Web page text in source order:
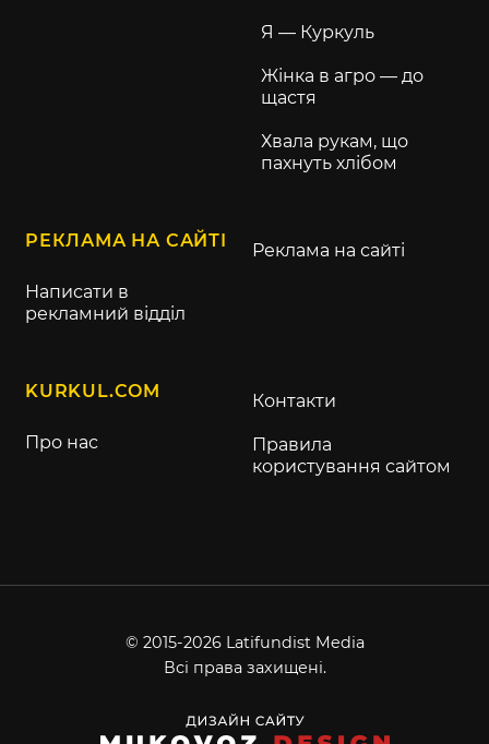
Я — Куркуль
Жінка в агро — до
щастя
Хвала рукам, що
пахнуть хлібом
РЕКЛАМА НА САЙТІ
Написати в
рекламний відділ
Реклама на сайті
KURKUL.COM
Про нас
Контакти
Правила
користування сайтом
© 2015-2026 Latifundist Media
Всі права захищені.